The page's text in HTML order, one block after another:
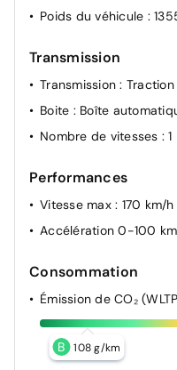
Poids du véhicule :
Transmission
Transmission:
Boite : Boîte
Nombre de vitesses : 1
Performances
Vitesse max : 170 km/h
Accélération 0-100
Consommation
Émission de CO₂
B 108 g/km